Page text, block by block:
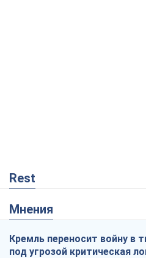
Rest
Мнения
Кремль переносит войну в
под угрозой критическая